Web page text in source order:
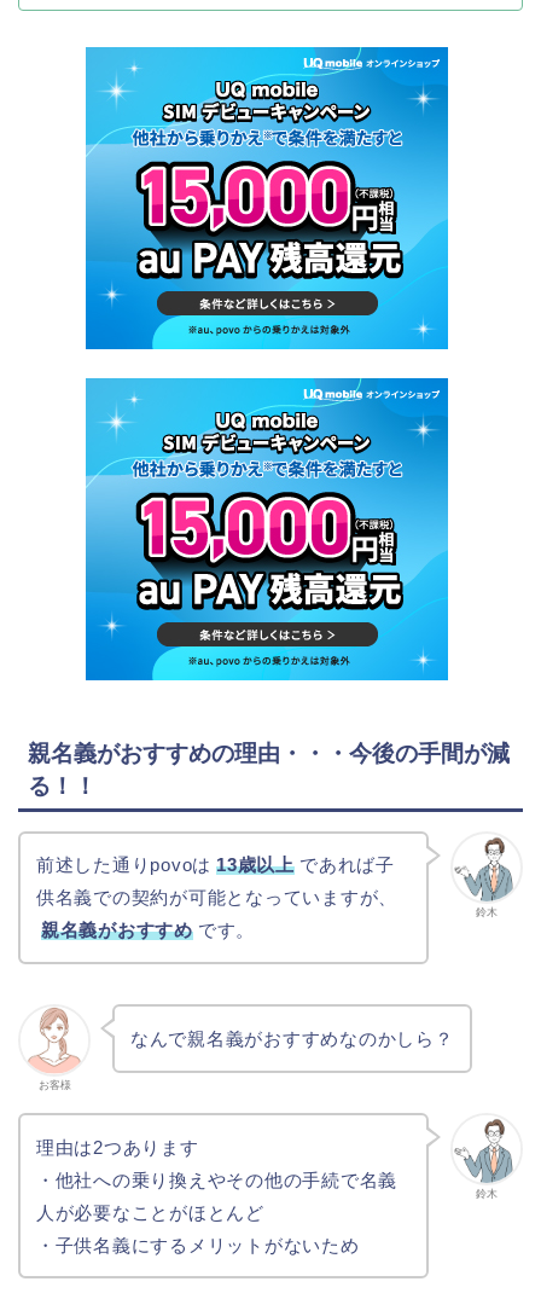
親名義がおすすめの理由・・・今後の手間が減
る！！
鈴木
前述した通りpovoは 13歳以上 であれば子
供名義での契約が可能となっていますが、
親名義がおすすめ です。
お客様
なんで親名義がおすすめなのかしら？
鈴木
理由は2つあります
・他社への乗り換えやその他の手続で名義
人が必要なことがほとんど
・子供名義にするメリットがないため